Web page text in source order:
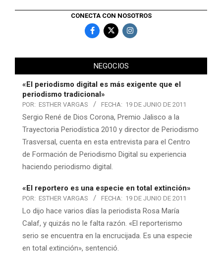
CONECTA CON NOSOTROS
NEGOCIOS
«El periodismo digital es más exigente que el
periodismo tradicional»
POR: ESTHER VARGAS FECHA: 19 DE JUNIO DE 2011
Sergio René de Dios Corona, Premio Jalisco a la
Trayectoria Periodística 2010 y director de Periodismo
Trasversal, cuenta en esta entrevista para el Centro
de Formación de Periodismo Digital su experiencia
haciendo periodismo digital.
«El reportero es una especie en total extinción»
POR: ESTHER VARGAS FECHA: 19 DE JUNIO DE 2011
Lo dijo hace varios días la periodista Rosa María
Calaf, y quizás no le falta razón. «El reporterismo
serio se encuentra en la encrucijada. Es una especie
en total extinción», sentenció.